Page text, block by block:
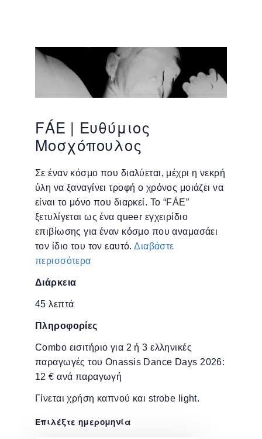
FÁE | Ευθύμιος
Μοσχόπουλος
Σε έναν κόσμο που διαλύεται, μέχρι η νεκρή
ύλη να ξαναγίνει τροφή ο χρόνος μοιάζει να
είναι το μόνο που διαρκεί. Το “FÁE”
ξετυλίγεται ως ένα queer εγχειρίδιο
επιβίωσης για έναν κόσμο που αναμασάει
τον ίδιο του τον εαυτό.Διαβάστε
περισσότερα
Διάρκεια
45 λεπτά
Πληροφορίες
Combo εισιτήριο για 2 ή 3 ελληνικές
παραγωγές του Onassis Dance Days 2026:
12 € ανά παραγωγή
Γίνεται χρήση καπνού και strobe light.
Επιλέξτε ημερομηνία